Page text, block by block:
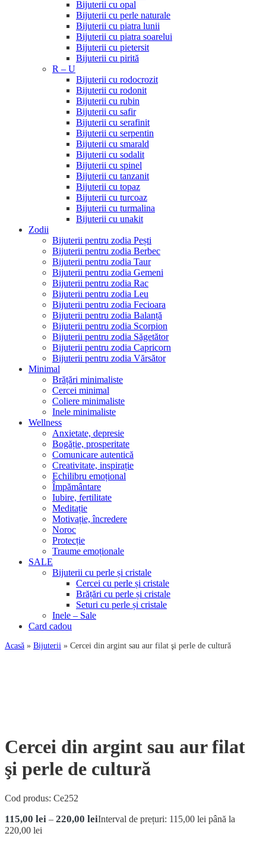
Bijuterii cu opal
Bijuterii cu perle naturale
Bijuterii cu piatra lunii
Bijuterii cu piatra soarelui
Bijuterii cu pietersit
Bijuterii cu pirită
R – U
Bijuterii cu rodocrozit
Bijuterii cu rodonit
Bijuterii cu rubin
Bijuterii cu safir
Bijuterii cu serafinit
Bijuterii cu serpentin
Bijuterii cu smarald
Bijuterii cu sodalit
Bijuterii cu spinel
Bijuterii cu tanzanit
Bijuterii cu topaz
Bijuterii cu turcoaz
Bijuterii cu turmalina
Bijuterii cu unakit
Zodii
Bijuterii pentru zodia Pești
Bijuterii pentru zodia Berbec
Bijuterii pentru zodia Taur
Bijuterii pentru zodia Gemeni
Bijuterii pentru zodia Rac
Bijuterii pentru zodia Leu
Bijuterii pentru zodia Fecioara
Bijuterii pentru zodia Balanță
Bijuterii pentru zodia Scorpion
Bijuterii pentru zodia Săgetător
Bijuterii pentru zodia Capricorn
Bijuterii pentru zodia Vărsător
Minimal
Brățări minimaliste
Cercei minimal
Coliere minimaliste
Inele minimaliste
Wellness
Anxietate, depresie
Bogăție, prosperitate
Comunicare autentică
Creativitate, inspirație
Echilibru emoțional
Împământare
Iubire, fertilitate
Meditație
Motivație, încredere
Noroc
Protecție
Traume emoționale
SALE
Bijuterii cu perle și cristale
Cercei cu perle și cristale
Brățări cu perle și cristale
Seturi cu perle și cristale
Inele – Sale
Card cadou
Acasă » Bijuterii » Cercei din argint sau aur filat şi perle de cultură
Cercei din argint sau aur filat
şi perle de cultură
Cod produs: Ce252
115,00 lei – 220,00 leiInterval de prețuri: 115,00 lei până la
220,00 lei